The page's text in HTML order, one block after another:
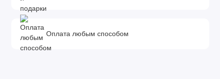
Оплата любым способом